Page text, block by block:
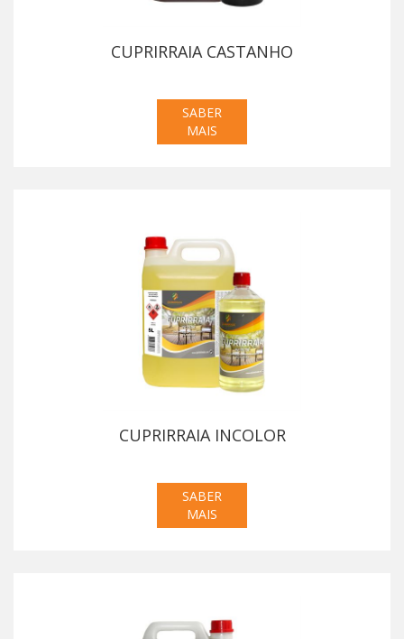
CUPRIRRAIA CASTANHO
SABER
MAIS
CUPRIRRAIA INCOLOR
SABER
MAIS